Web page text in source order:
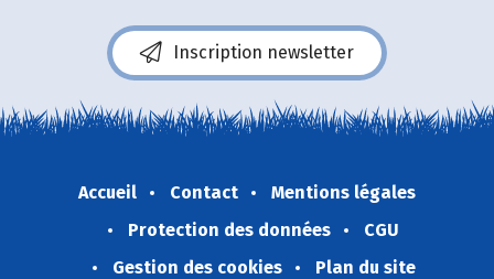
Inscription newsletter
Accueil Contact
Mentions légales
Protection des données
CGU
Gestion des cookies
Plan du site